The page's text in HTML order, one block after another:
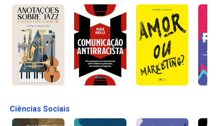
Ciências Sociais